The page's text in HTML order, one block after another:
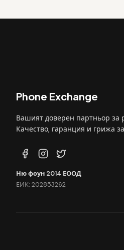
Phone Exchange
Вашият доверен партньор за
Качество, гаранция и грижа
Ню фоун 2014 ЕООД
ЕИК: 202853262